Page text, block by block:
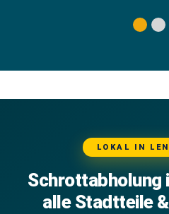
LOKAL IN
Schrottabholung
alle Stadtteile